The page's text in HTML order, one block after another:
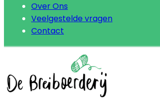
Over Ons
Veelgestelde vragen
Contact